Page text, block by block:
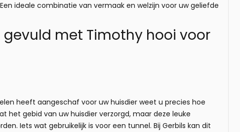
ideale combinatie van vermaak en welzijn voor uw geliefde
met Timothy hooi voor
heeft aangeschaf voor uw huisdier weet u precies hoe
het gebid van uw huisdier verzorgd, maar deze leuke
Iets wat gebruikelijk is voor een tunnel. Bij Gerbils kan dit